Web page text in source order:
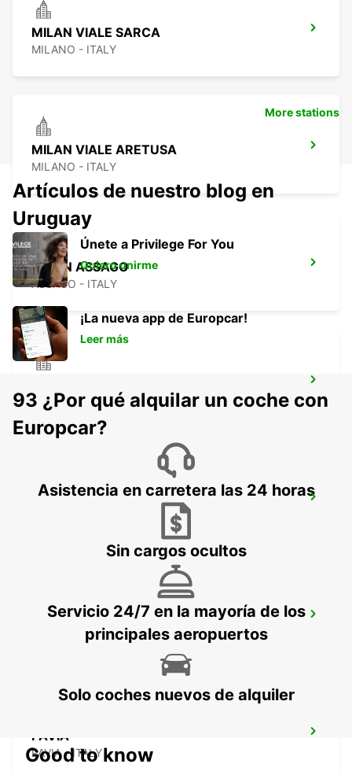
MILAN VIALE SARCA
MILANO - ITALY
MILAN VIALE ARETUSA
MILANO - ITALY
MILAN ASSAGO
ASSAGO - ITALY
MILANO - ITALY
MONZA
LODI
LODI - ITALY
PAVIA
PAVIA - ITALY
More stations
Artículos de nuestro blog en
Uruguay
Únete a Privilege For You
Quiero unirme
¡La nueva app de Europcar!
Leer más
93 ¿Por qué alquilar un coche con
Europcar?
Asistencia en carretera las 24 horas
Sin cargos ocultos
Servicio 24/7 en la mayoría de los
principales aeropuertos
Solo coches nuevos de alquiler
Good to know